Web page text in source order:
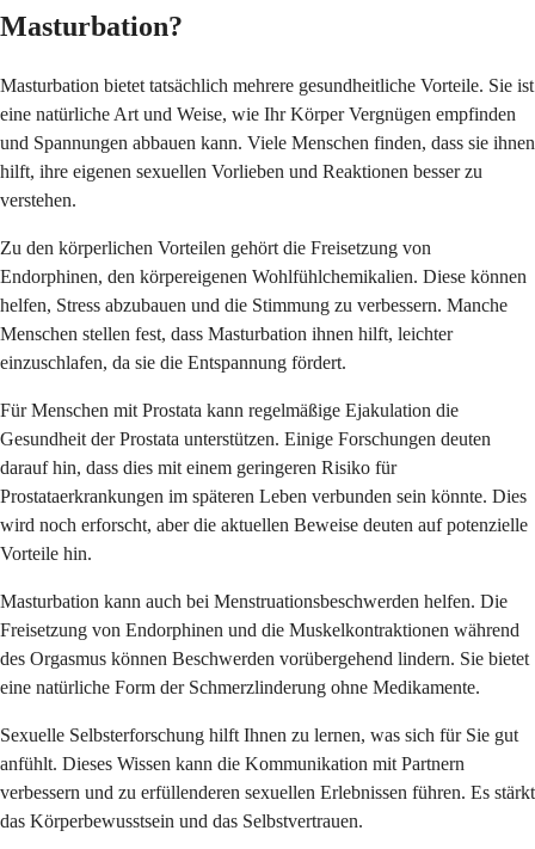
Masturbation?
Masturbation bietet tatsächlich mehrere gesundheitliche Vorteile. Sie ist
eine natürliche Art und Weise, wie Ihr Körper Vergnügen empfinden
und Spannungen abbauen kann. Viele Menschen finden, dass sie ihnen
hilft, ihre eigenen sexuellen Vorlieben und Reaktionen besser zu
verstehen.
Zu den körperlichen Vorteilen gehört die Freisetzung von
Endorphinen, den körpereigenen Wohlfühlchemikalien. Diese können
helfen, Stress abzubauen und die Stimmung zu verbessern. Manche
Menschen stellen fest, dass Masturbation ihnen hilft, leichter
einzuschlafen, da sie die Entspannung fördert.
Für Menschen mit Prostata kann regelmäßige Ejakulation die
Gesundheit der Prostata unterstützen. Einige Forschungen deuten
darauf hin, dass dies mit einem geringeren Risiko für
Prostataerkrankungen im späteren Leben verbunden sein könnte. Dies
wird noch erforscht, aber die aktuellen Beweise deuten auf potenzielle
Vorteile hin.
Masturbation kann auch bei Menstruationsbeschwerden helfen. Die
Freisetzung von Endorphinen und die Muskelkontraktionen während
des Orgasmus können Beschwerden vorübergehend lindern. Sie bietet
eine natürliche Form der Schmerzlinderung ohne Medikamente.
Sexuelle Selbsterforschung hilft Ihnen zu lernen, was sich für Sie gut
anfühlt. Dieses Wissen kann die Kommunikation mit Partnern
verbessern und zu erfüllenderen sexuellen Erlebnissen führen. Es stärkt
das Körperbewusstsein und das Selbstvertrauen.